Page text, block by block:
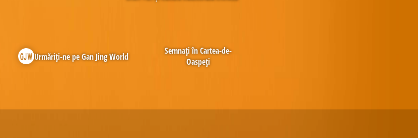
Urmăriți-ne pe Gan Jing World
Semnați în Cartea-de-
Oaspeți